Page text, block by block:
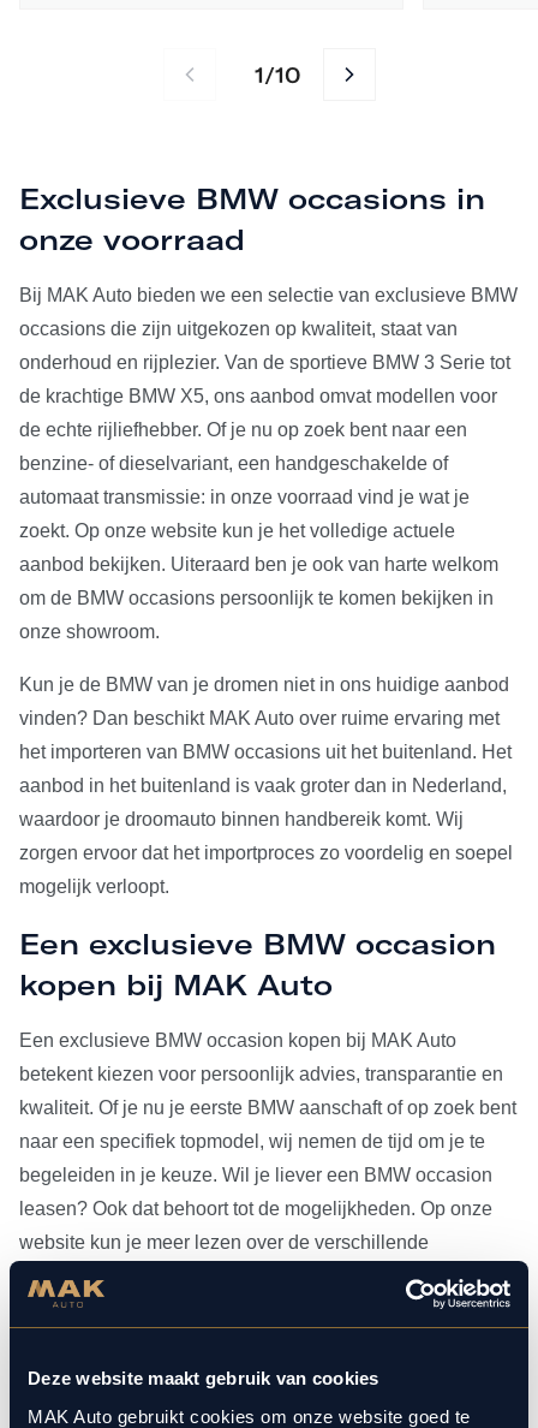
Deze website maakt gebruik van cookies
MAK Auto gebruikt cookies om onze website goed te
1/10
Exclusieve BMW occasions in
onze voorraad
Bij MAK Auto bieden we een selectie van exclusieve BMW
occasions die zijn uitgekozen op kwaliteit, staat van
onderhoud en rijplezier. Van de sportieve BMW 3 Serie tot
de krachtige BMW X5, ons aanbod omvat modellen voor
de echte rijliefhebber. Of je nu op zoek bent naar een
benzine- of dieselvariant, een handgeschakelde of
automaat transmissie: in onze voorraad vind je wat je
zoekt. Op onze website kun je het volledige actuele
aanbod bekijken. Uiteraard ben je ook van harte welkom
om de BMW occasions persoonlijk te komen bekijken in
onze showroom.
Kun je de BMW van je dromen niet in ons huidige aanbod
vinden? Dan beschikt MAK Auto over ruime ervaring met
het importeren van BMW occasions uit het buitenland. Het
aanbod in het buitenland is vaak groter dan in Nederland,
waardoor je droomauto binnen handbereik komt. Wij
zorgen ervoor dat het importproces zo voordelig en soepel
mogelijk verloopt.
Een exclusieve BMW occasion
kopen bij MAK Auto
Een exclusieve BMW occasion kopen bij MAK Auto
betekent kiezen voor persoonlijk advies, transparantie en
kwaliteit. Of je nu je eerste BMW aanschaft of op zoek bent
naar een specifiek topmodel, wij nemen de tijd om je te
begeleiden in je keuze. Wil je liever een BMW occasion
leasen? Ook dat behoort tot de mogelijkheden. Op onze
website kun je meer lezen over de verschillende
leasevormen.
Heb je je BMW occasion eenmaal gevonden, dan kun je